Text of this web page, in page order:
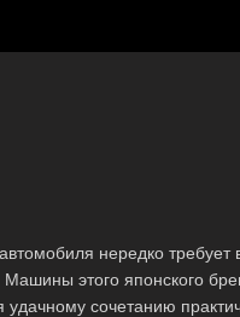
нередко
Машины этого японского
удачному сочетанию